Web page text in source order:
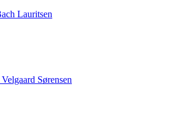
Lauritsen
Sørensen